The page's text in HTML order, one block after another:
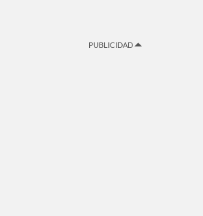
PUBLICIDAD